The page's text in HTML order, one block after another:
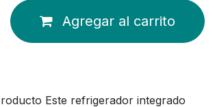
Agregar al carrito
Este refrigerador integrado